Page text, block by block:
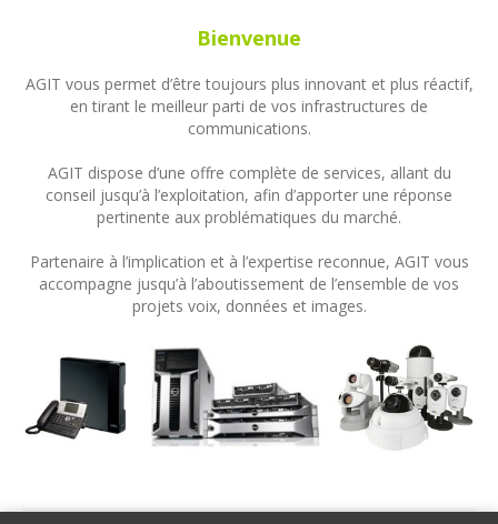
Bienvenue
AGIT vous permet d’être toujours plus innovant et plus réactif,
en tirant le meilleur parti de vos infrastructures de
communications.
AGIT dispose d’une offre complète de services, allant du
conseil jusqu’à l’exploitation, afin d’apporter une réponse
pertinente aux problématiques du marché.
Partenaire à l’implication et à l’expertise reconnue, AGIT vous
accompagne jusqu’à l’aboutissement de l’ensemble de vos
projets voix, données et images.